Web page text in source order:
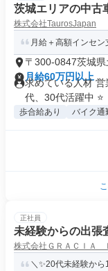
茨城エリアの中古
株式会社TaurosJapan
月給＋高額インセ
〒300-0847茨城
月給60万円以上
求めている人材
代、30代活躍中 ⭐
歩合給あり バイク通
正社員
未経験からの出張
株式会社ＧＲＡＣＩＡ
＼✨20代未経験か